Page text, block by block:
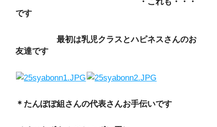
です
最初は乳児クラスとハピネスさんのお
友達です
＊たんぽぽ組さんの代表さんお手伝いです